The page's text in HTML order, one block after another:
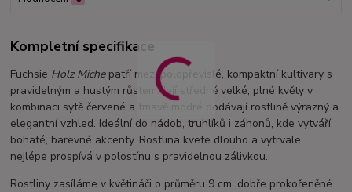
Kompletní specifikace
Fuchsie Holz Michepatří mezi polopřevislé, kompaktní kultivary s
pravidelným a hustým růstem. Její středně velké, plné květy v
kombinaci sytě červené a tmavě modré dodávají rostlině výrazný a
elegantní vzhled. Ideální do nádob, truhlíků i záhonů, kde vytváří
bohaté, barevné akcenty. Rostlina kvete dlouho a vytrvale,
nejlépe prospívá v polostínu s pravidelnou zálivkou.
Rostliny zasíláme v květináči o průměru 9 cm, dobře prokořeněné.